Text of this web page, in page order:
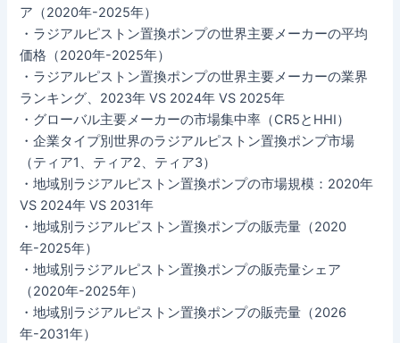
ア（2020年-2025年）
・ラジアルピストン置換ポンプの世界主要メーカーの平均
価格（2020年-2025年）
・ラジアルピストン置換ポンプの世界主要メーカーの業界
ランキング、2023年 VS 2024年 VS 2025年
・グローバル主要メーカーの市場集中率（CR5とHHI）
・企業タイプ別世界のラジアルピストン置換ポンプ市場
（ティア1、ティア2、ティア3）
・地域別ラジアルピストン置換ポンプの市場規模：2020年
VS 2024年 VS 2031年
・地域別ラジアルピストン置換ポンプの販売量（2020
年-2025年）
・地域別ラジアルピストン置換ポンプの販売量シェア
（2020年-2025年）
・地域別ラジアルピストン置換ポンプの販売量（2026
年-2031年）